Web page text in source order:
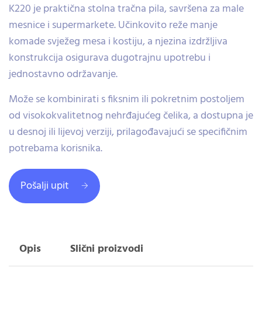
K220 je praktična stolna tračna pila, savršena za male
mesnice i supermarkete. Učinkovito reže manje
komade svježeg mesa i kostiju, a njezina izdržljiva
konstrukcija osigurava dugotrajnu upotrebu i
jednostavno održavanje.
Može se kombinirati s fiksnim ili pokretnim postoljem
od visokokvalitetnog nehrđajućeg čelika, a dostupna je
u desnoj ili lijevoj verziji, prilagođavajući se specifičnim
potrebama korisnika.
Pošalji upit
Opis Slični proizvodi